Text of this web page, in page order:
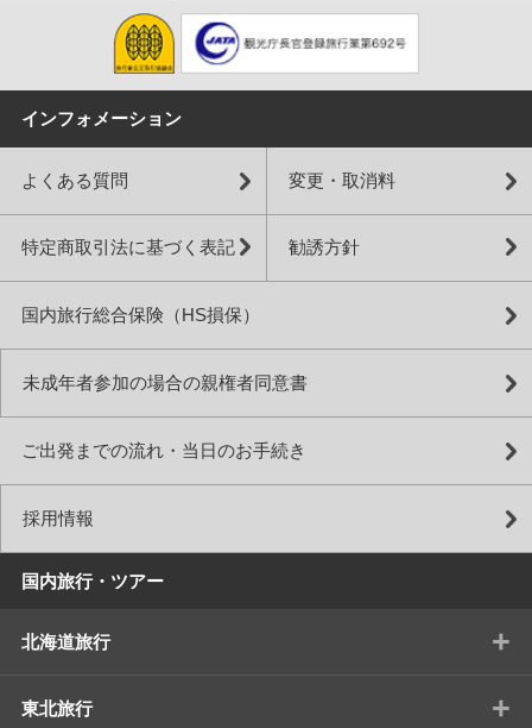
インフォメーション
よくある質問 変更・取消料
特定商取引法に基づく表記 勧誘方針
国内旅行総合保険（HS損保）
未成年者参加の場合の親権者同意書
ご出発までの流れ・当日のお手続き
採用情報
国内旅行・ツアー
北海道旅行 +
東北旅行 +